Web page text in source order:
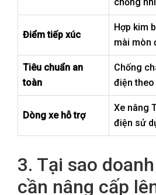
Điểm tiếp xúc
Hợp kim
mài mòn
Tiêu chuẩn an
toàn
Chống
điện
Dòng xe hỗ trợ
Xe nâng
điện sử
3. Tại sao
cần nâng cấp